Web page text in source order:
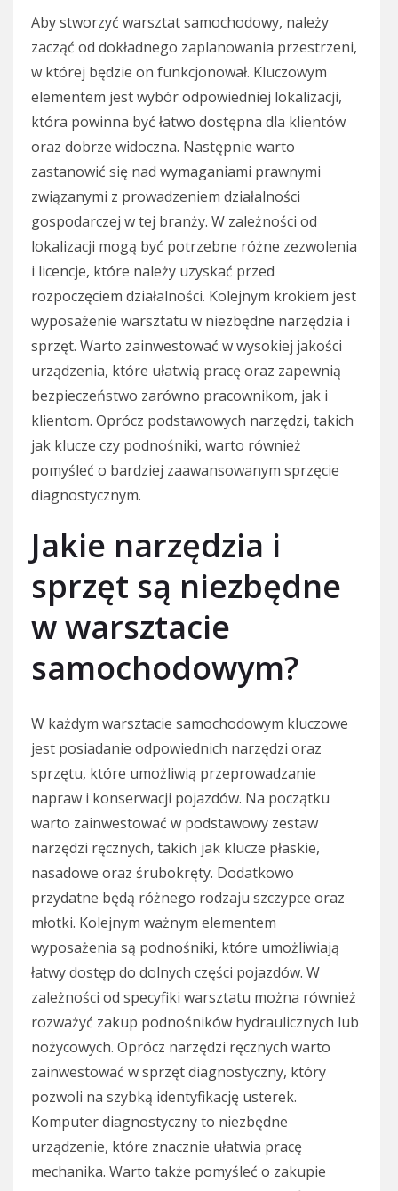
Aby stworzyć warsztat samochodowy, należy
zacząć od dokładnego zaplanowania przestrzeni,
w której będzie on funkcjonował. Kluczowym
elementem jest wybór odpowiedniej lokalizacji,
która powinna być łatwo dostępna dla klientów
oraz dobrze widoczna. Następnie warto
zastanowić się nad wymaganiami prawnymi
związanymi z prowadzeniem działalności
gospodarczej w tej branży. W zależności od
lokalizacji mogą być potrzebne różne zezwolenia
i licencje, które należy uzyskać przed
rozpoczęciem działalności. Kolejnym krokiem jest
wyposażenie warsztatu w niezbędne narzędzia i
sprzęt. Warto zainwestować w wysokiej jakości
urządzenia, które ułatwią pracę oraz zapewnią
bezpieczeństwo zarówno pracownikom, jak i
klientom. Oprócz podstawowych narzędzi, takich
jak klucze czy podnośniki, warto również
pomyśleć o bardziej zaawansowanym sprzęcie
diagnostycznym.
Jakie narzędzia i
sprzęt są niezbędne
w warsztacie
samochodowym?
W każdym warsztacie samochodowym kluczowe
jest posiadanie odpowiednich narzędzi oraz
sprzętu, które umożliwią przeprowadzanie
napraw i konserwacji pojazdów. Na początku
warto zainwestować w podstawowy zestaw
narzędzi ręcznych, takich jak klucze płaskie,
nasadowe oraz śrubokręty. Dodatkowo
przydatne będą różnego rodzaju szczypce oraz
młotki. Kolejnym ważnym elementem
wyposażenia są podnośniki, które umożliwiają
łatwy dostęp do dolnych części pojazdów. W
zależności od specyfiki warsztatu można również
rozważyć zakup podnośników hydraulicznych lub
nożycowych. Oprócz narzędzi ręcznych warto
zainwestować w sprzęt diagnostyczny, który
pozwoli na szybką identyfikację usterek.
Komputer diagnostyczny to niezbędne
urządzenie, które znacznie ułatwia pracę
mechanika. Warto także pomyśleć o zakupie